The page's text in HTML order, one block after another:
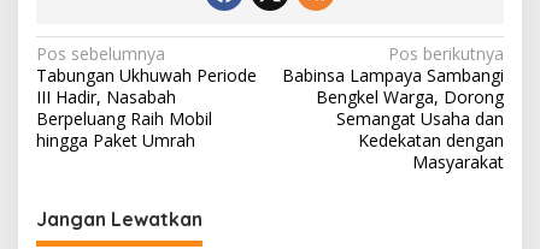
N
a
v
i
a
Pos sebelumnya
Tabungan Ukhuwah Periode
III Hadir, Nasabah
Berpeluang Raih Mobil
hingga Paket Umrah
Pos berikutnya
Babinsa Lampaya Sambangi
Bengkel Warga, Dorong
Semangat Usaha dan
Kedekatan dengan
Masyarakat
Jangan Lewatkan